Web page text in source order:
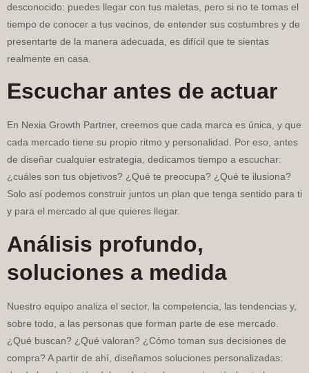
desconocido: puedes llegar con tus maletas, pero si no te tomas el
tiempo de conocer a tus vecinos, de entender sus costumbres y de
presentarte de la manera adecuada, es difícil que te sientas
realmente en casa.
Escuchar antes de actuar
En Nexia Growth Partner, creemos que cada marca es única, y que
cada mercado tiene su propio ritmo y personalidad. Por eso, antes
de diseñar cualquier estrategia, dedicamos tiempo a escuchar:
¿cuáles son tus objetivos? ¿Qué te preocupa? ¿Qué te ilusiona?
Solo así podemos construir juntos un plan que tenga sentido para ti
y para el mercado al que quieres llegar.
Análisis profundo,
soluciones a medida
Nuestro equipo analiza el sector, la competencia, las tendencias y,
sobre todo, a las personas que forman parte de ese mercado.
¿Qué buscan? ¿Qué valoran? ¿Cómo toman sus decisiones de
compra? A partir de ahí, diseñamos soluciones personalizadas: